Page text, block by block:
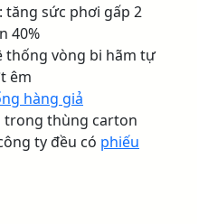
tăng sức phơi gấp 2
40%
thống vòng bi hãm tự
êm
hàng giả
trong thùng carton
ty đều có phiếu